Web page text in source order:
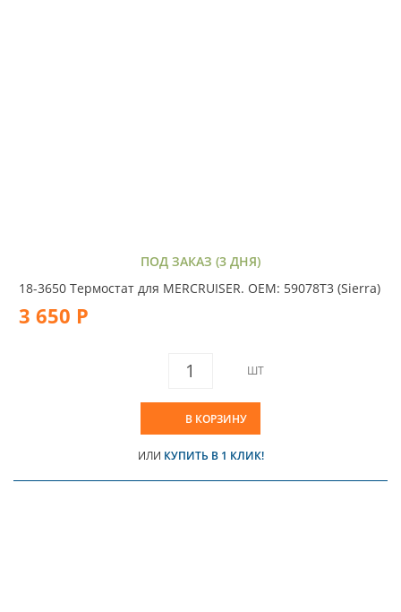
ПОД ЗАКАЗ (3 ДНЯ)
18-3650 Термостат для MERCRUISER. OEM: 59078T3 (Sierra)
3 650 Р
ШТ
В КОРЗИНУ
ИЛИ КУПИТЬ В 1 КЛИК!